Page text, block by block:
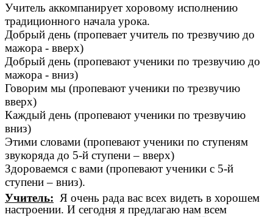
Учитель аккомпанирует хоровому исполнению
традиционного начала урока.
Добрый день (пропевает учитель по трезвучию до
мажора - вверх)
Добрый день (пропевают ученики по трезвучию до
мажора - вниз)
Говорим мы (пропевают ученики по трезвучию
вверх)
Каждый день (пропевают ученики по трезвучию
вниз)
Этими словами (пропевают ученики по ступеням
звукоряда до 5-й ступени – вверх)
Здороваемся с вами (пропевают ученики с 5-й
ступени – вниз).
Учитель: Я очень рада вас всех видеть в хорошем
настроении. И сегодня я предлагаю нам всем